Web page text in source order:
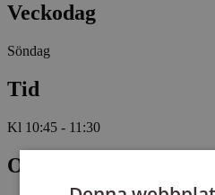
Veckodag
Söndag
Tid
Kl 10:45 - 11:30
Omfattning